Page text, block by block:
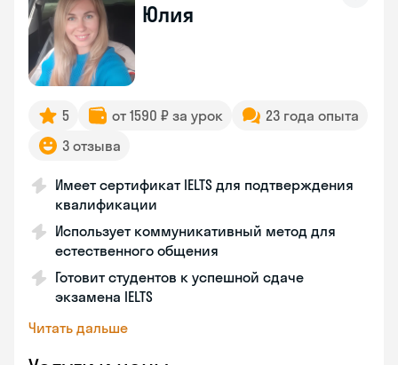
Юлия
5 от 1590 ₽ за урок
23 года опыта
3 отзыва
Имеет сертификат IELTS для подтверждения
квалификации
Использует коммуникативный метод для
естественного общения
Готовит студентов к успешной сдаче
экзамена IELTS
Читать дальше